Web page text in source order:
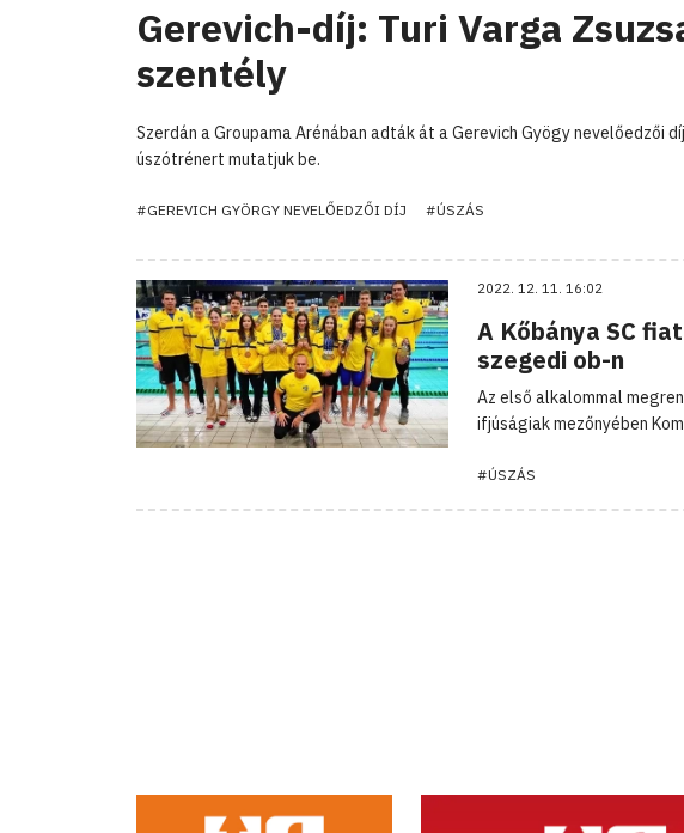
Gerevich-díj: Turi Varga
szentély
Szerdán a Groupama Arénában adták át a Gerevich Gyögy nevelőedzői
úszótrénert mutatjuk be.
#GEREVICH GYÖRGY NEVELŐEDZŐI DÍJ #ÚSZÁS
2022. 12. 11. 16:02
A Kőbánya SC
szegedi ob-n
Az első alkalommal
ifjúságiak mezőnyében
#ÚSZÁS